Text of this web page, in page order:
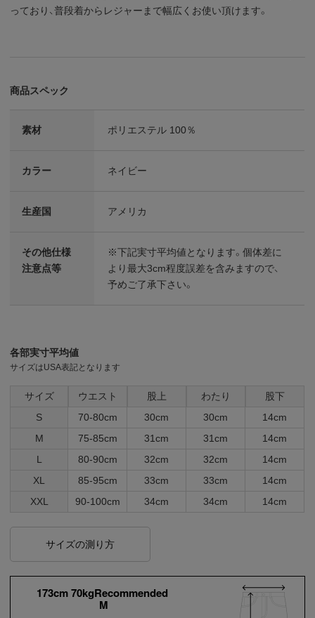
っており、普段着からレジャーまで幅広くお使い頂けます。
商品スペック
素材 ポリエステル 100％
カラー ネイビー
生産国 アメリカ
その他仕様
注意点等
※下記実寸平均値となります。個体差に
より最大3cm程度誤差を含みますので、
予めご了承下さい。
各部実寸平均値
サイズはUSA表記となります
サイズ ウエスト 股上 わたり
股下
S
70-80cm 30cm 30cm
14cm
M
75-85cm 31cm 31cm
14cm
L
80-90cm 32cm 32cm
14cm
XL
85-95cm 33cm 33cm
14cm
XXL
90-100cm 34cm 34cm 14cm
サイズの測り方
173cm 70kgRecommended
M